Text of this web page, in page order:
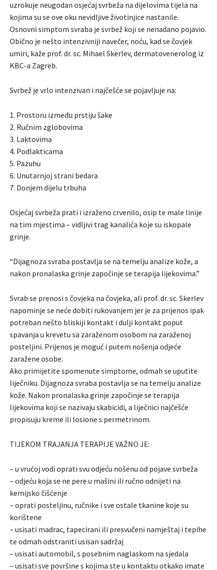
uzrokuje neugodan osjećaj svrbeža na dijelovima tijela na
kojima su se ove oku nevidljive životinjice nastanile.
Osnovni simptom svraba je svrbež koji se nenadano pojavio.
Obično je nešto intenzivniji navečer, noću, kad se čovjek
umiri, kaže prof. dr. sc. Mihael Skerlev, dermatovenerolog iz
KBC-a Zagreb.
Svrbež je vrlo intenzivan i najčešće se pojavljuje na:
1. Prostoru između prstiju šake
2. Ručnim zglobovima
3. Laktovima
4. Podlakticama
5. Pazuhu
6. Unutarnjoj strani bedara
7. Donjem dijelu trbuha
Osjećaj svrbeža prati i izraženo crvenilo, osip te male linije
na tim mjestima – vidljivi trag kanalića koje su iskopale
grinje.
“Dijagnoza svraba postavlja se na temelju analize kože, a
nakon pronalaska grinje započinje se terapija lijekovima.”
Svrab se prenosi s čovjeka na čovjeka, ali prof. dr. sc. Skerlev
napominje se neće dobiti rukovanjem jer je za prijenos ipak
potreban nešto bliskiji kontakt i dulji kontakt poput
spavanja u krevetu sa zaraženom osobom na zaraženoj
posteljini. Prijenos je moguć i putem nošenja odjeće
zaražene osobe.
Ako primijetite spomenute simptome, odmah se uputite
liječniku. Dijagnoza svraba postavlja se na temelju analize
kože. Nakon pronalaska grinje započinje se terapija
lijekovima koji se nazivaju skabicidi, a liječnici najčešće
propisuju kreme ili losione s permetrinom.
TIJEKOM TRAJANJA TERAPIJE VAŽNO JE:
– u vrućoj vodi oprati svu odjeću nošenu od pojave svrbeža
– odjeću koja se ne pere u mašini ili ručno odnijeti na
kemijsko čišćenje
– oprati posteljinu, ručnike i sve ostale tkanine koje su
korištene
– usisati madrac, tapecirani ili presvučeni namještaj i tepihe
te odmah odstraniti usisan sadržaj
– usisati automobil, s posebnim naglaskom na sjedala
– usisati sve površine s kojima ste u kontaktu otkako imate